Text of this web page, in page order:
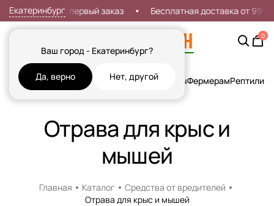
Екатеринбург
Ваш город - Екатеринбург?
Да, верно Нет, другой
Скидка 7% на первый заказ Бесплатная доставка от 999р
0
Кошки СобакиРыбы Грызуны и Хорьки ПтицыФермерамРептилии
Отрава для крыс и
мышей
Главная Каталог
Средства от вредителей
Отрава для крыс и мышей